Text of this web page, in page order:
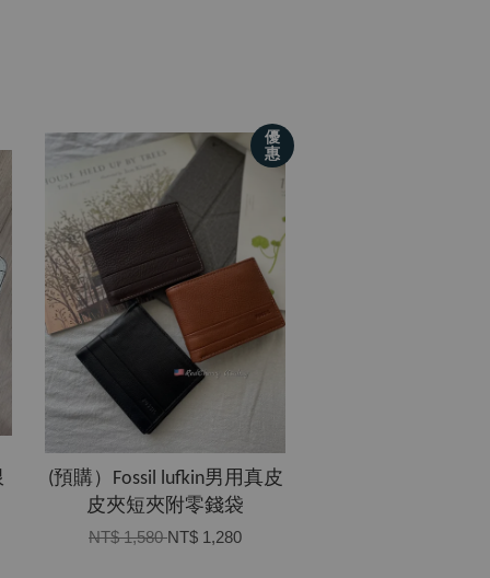
優
惠
(預購）Fossil lufkin男用真皮
皮夾短夾附零錢袋
NT$ 1,580NT$ 1,280